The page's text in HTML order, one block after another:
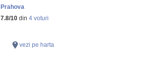
Prahova
7.8/10din 4voturi
vezi pe harta